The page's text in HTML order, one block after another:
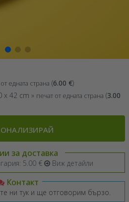
едната страна (6.00 €)
x 42 cm » печат от едната страна (3.00
за доставка
5.00 € Виж детайли
Контакт
Пишете ни тук и ще отговорим бързо.